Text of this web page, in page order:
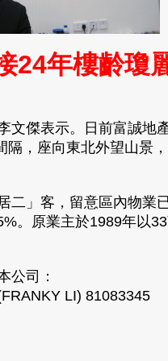
24年樓齡
文傑表示。日前富誠地
隔，座向東北外望山景
二」客，留意區內物業
。原業主於1989年以
公司：
LI) 81083345